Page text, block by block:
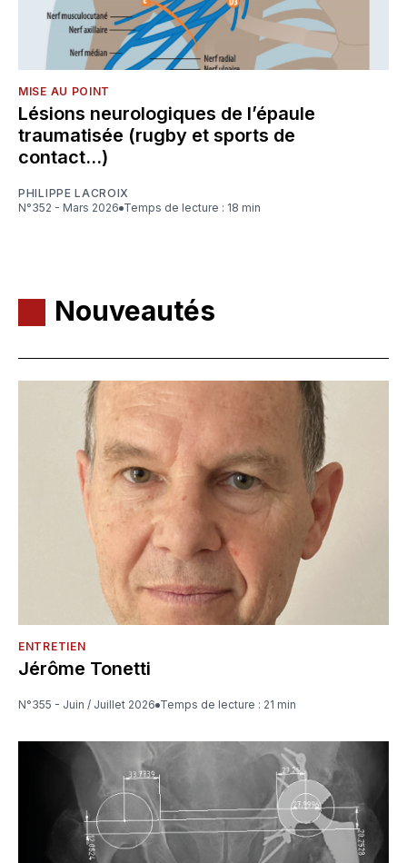
MISE AU POINT
Lésions neurologiques de l’épaule
traumatisée (rugby et sports de
contact…)
PHILIPPE LACROIX
N°352 - Mars 2026
Temps de lecture : 18 min
Nouveautés
ENTRETIEN
Jérôme Tonetti
N°355 - Juin / Juillet 2026 Temps de lecture : 21 min